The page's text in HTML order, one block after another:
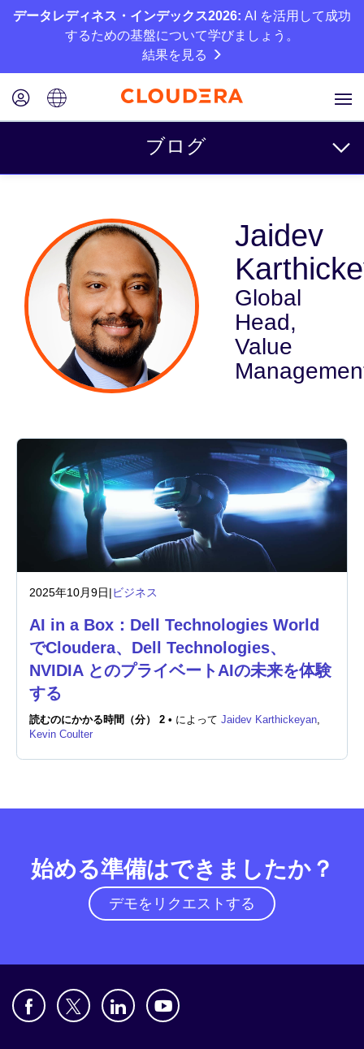
データレディネス・インデックス2026: AI を活用して成功
するための基盤について学びましょう。
結果を見る
ブログ
ビジネス
テクニカル
パートナー
カルチャー
製造
保険
通信
テクノロジー
公的機関
ヘルスケア
教育
Jaidev
Global
Head,
Value
2025年10月9日|ビジネス
AI in a Box：Dell Technologies World
でCloudera、Dell Technologies、
NVIDIA とのプライベートAIの未来を体験
する
読むのにかかる時間（分） 2 • によって Jaidev Karthickeyan,
Kevin Coulter
始める準備はできましたか？
デモをリクエストする